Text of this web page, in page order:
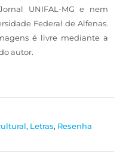
UNIFAL-MG e nem
Federal de Alfenas.
é livre mediante a
autor.
, Letras, Resenha